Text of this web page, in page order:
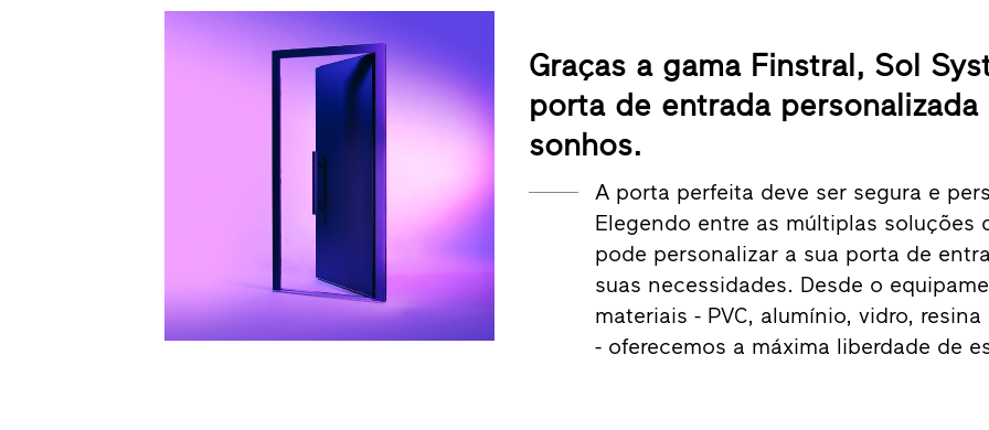
Graças a gama Finstral, Sol
porta de entrada personalizada
sonhos.
A porta perfeita deve ser segura e
Elegendo entre as múltiplas soluções
pode personalizar a sua porta de
suas necessidades. Desde o
materiais - PVC, alumínio, vidro,
- oferecemos a máxima liberdade de